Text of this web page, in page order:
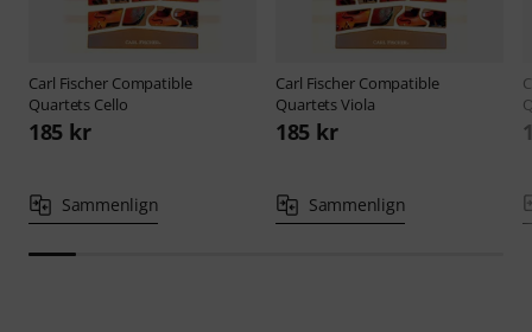
Carl Fischer Compatible
Quartets Cello
185 kr
Sammenlign
Carl Fischer Compatible
Quartets Viola
185 kr
Sammenlign